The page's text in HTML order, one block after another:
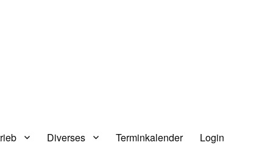
Diverses Terminkalender Login